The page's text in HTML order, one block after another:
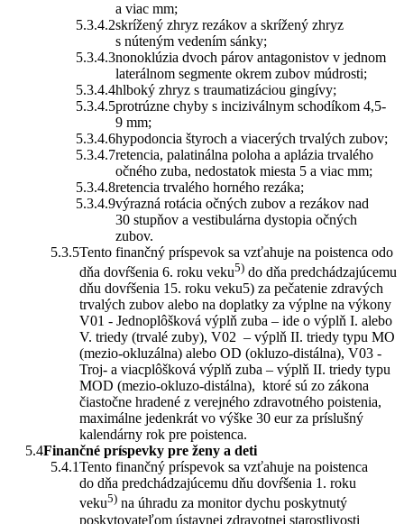
a viac mm;
skrížený zhryz rezákov a skrížený zhryz
s núteným vedením sánky;
nonoklúzia dvoch párov antagonistov v jednom
laterálnom segmente okrem zubov múdrosti;
hlboký zhryz s traumatizáciou gingívy;
protrúzne chyby s inciziválnym schodíkom 4,5-
9 mm;
hypodoncia štyroch a viacerých trvalých zubov;
retencia, palatinálna poloha a aplázia trvalého
očného zuba, nedostatok miesta 5 a viac mm;
retencia trvalého horného rezáka;
výrazná rotácia očných zubov a rezákov nad
30 stupňov a vestibulárna dystopia očných
zubov.
Tento finančný príspevok sa vzťahuje na poistenca odo
dňa dovŕšenia 6. roku veku5) do dňa predchádzajúcemu
dňu dovŕšenia 15. roku veku5) za pečatenie zdravých
trvalých zubov alebo na doplatky za výplne na výkony
V01 - Jednoplôšková výplň zuba – ide o výplň I. alebo
V. triedy (trvalé zuby), V02 – výplň II. triedy typu MO
(mezio-okluzálna) alebo OD (okluzo-distálna), V03 -
Troj- a viacplôšková výplň zuba – výplň II. triedy typu
MOD (mezio-okluzo-distálna), ktoré sú zo zákona
čiastočne hradené z verejného zdravotného poistenia,
maximálne jedenkrát vo výške 30 eur za príslušný
kalendárny rok pre poistenca.
Finančné príspevky pre ženy a deti
Tento finančný príspevok sa vzťahuje na poistenca
do dňa predchádzajúcemu dňu dovŕšenia 1. roku
veku5) na úhradu za monitor dychu poskytnutý
poskytovateľom ústavnej zdravotnej starostlivosti